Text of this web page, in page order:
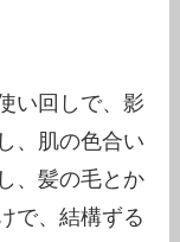
い回しで、影
、肌の色合い
、髪の毛とか
で、結構ずる